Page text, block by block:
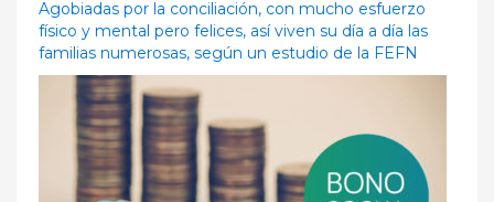
Agobiadas por la conciliación, con mucho esfuerzo
físico y mental pero felices, así viven su día a día las
familias numerosas, según un estudio de la FEFN